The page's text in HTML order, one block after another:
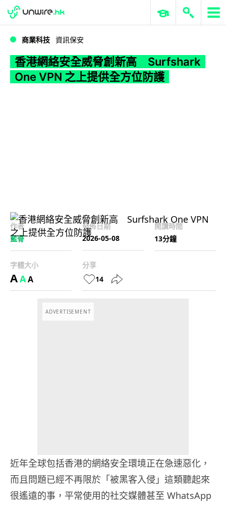
WWDC 2026 ERP 與商業 AI
商業科技 資訊保安
香港網絡安全威脅創新高 Surfshark
One VPN 之上提供全方位防護
作者
藍骨
發佈日期
2026-05-08
閱讀時間
13分鐘
字體大小
AAA
分享
14
ADVERTISEMENT
近年全球包括香港的網絡安全環境正在急速惡化，
而且問題已經不再限於「被黑客入侵」這類聽起來
很遙遠的事，平常使用的社交媒體甚至 WhatsApp